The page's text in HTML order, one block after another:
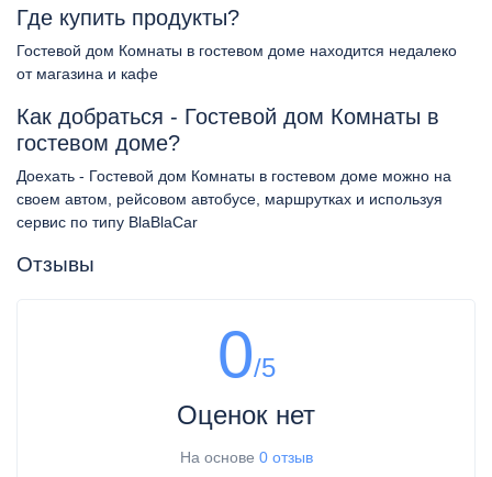
Где купить продукты?
Гостевой дом Комнаты в гостевом доме находится недалеко
от магазина и кафе
Как добраться - Гостевой дом Комнаты в
гостевом доме?
Доехать - Гостевой дом Комнаты в гостевом доме можно на
своем автом, рейсовом автобусе, маршрутках и используя
сервис по типу BlaBlaCar
Отзывы
0/5
Оценок нет
На основе 0 отзыв